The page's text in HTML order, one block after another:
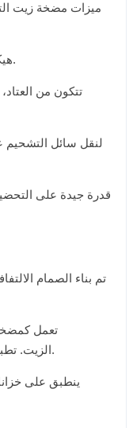
ميزات مضخة زيت
1. هيكل ذكي وذو تأثير، تشغيل وصيانة مريحة.
الزيت. تطبق كمضخة الوقود، ومضخة التشحيم كذلك.